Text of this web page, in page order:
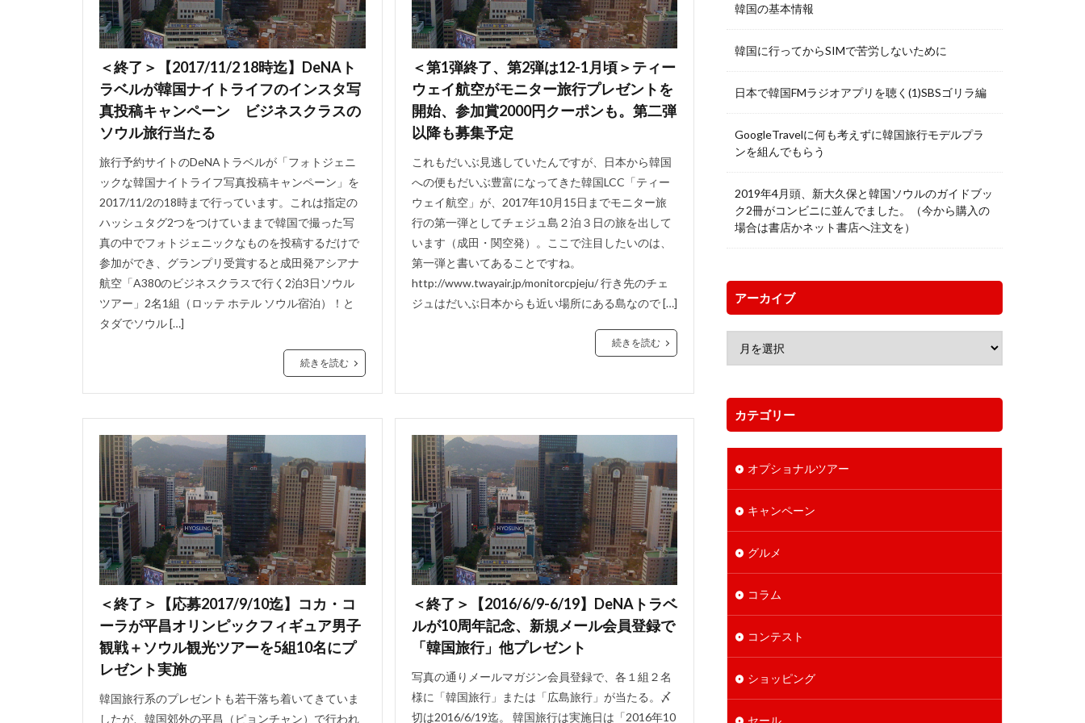
＜終了＞【2017/11/2 18時迄】DeNAト
ラベルが韓国ナイトライフのインスタ写
真投稿キャンペーン ビジネスクラスの
ソウル旅行当たる
旅行予約サイトのDeNAトラベルが「フォトジェニ
ックな韓国ナイトライフ写真投稿キャンペーン」を
2017/11/2の18時まで行っています。これは指定の
ハッシュタグ2つをつけていままで韓国で撮った写
真の中でフォトジェニックなものを投稿するだけで
参加ができ、グランプリ受賞すると成田発アシアナ
航空「A380のビジネスクラスで行く2泊3日ソウル
ツアー」2名1組（ロッテ ホテル ソウル宿泊）！と
タダでソウル […]
続きを読む
＜第1弾終了、第2弾は12-1月頃＞ティー
ウェイ航空がモニター旅行プレゼントを
開始、参加賞2000円クーポンも。第二弾
以降も募集予定
これもだいぶ見逃していたんですが、日本から韓国
への便もだいぶ豊富になってきた韓国LCC「ティー
ウェイ航空」が、2017年10月15日までモニター旅
行の第一弾としてチェジュ島２泊３日の旅を出して
います（成田・関空発）。ここで注目したいのは、
第一弾と書いてあることですね。
http://www.twayair.jp/monitorcpjeju/ 行き先のチェ
ジュはだいぶ日本からも近い場所にある島なので […]
続きを読む
＜終了＞【応募2017/9/10迄】コカ・コ
ーラが平昌オリンピックフィギュア男子
観戦＋ソウル観光ツアーを5組10名にプ
レゼント実施
韓国旅行系のプレゼントも若干落ち着いてきていま
したが、韓国郊外の平昌（ピョンチャン）で行われ
＜終了＞【2016/6/9-6/19】DeNAトラベ
ルが10周年記念、新規メール会員登録で
「韓国旅行」他プレゼント
写真の通りメールマガジン会員登録で、各１組２名
様に「韓国旅行」または「広島旅行」が当たる。〆
切は2016/6/19迄。 韓国旅行は実施日は「2016年10
韓国の基本情報
韓国に行ってからSIMで苦労しないために
日本で韓国FMラジオアプリを聴く(1)SBSゴリラ編
GoogleTravelに何も考えずに韓国旅行モデルプラ
ンを組んでもらう
2019年4月頭、新大久保と韓国ソウルのガイドブッ
ク2冊がコンビニに並んでました。（今から購入の
場合は書店かネット書店へ注文を）
アーカイブ
カテゴリー
オプショナルツアー
キャンペーン
グルメ
コラム
コンテスト
ショッピング
セール